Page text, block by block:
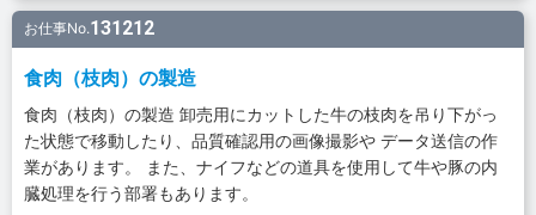
お仕事No.131212
食肉（枝肉）の製造
食肉（枝肉）の製造 卸売用にカットした牛の枝肉を吊り下がっ
た状態で移動したり、品質確認用の画像撮影や データ送信の作
業があります。 また、ナイフなどの道具を使用して牛や豚の内
臓処理を行う部署もあります。